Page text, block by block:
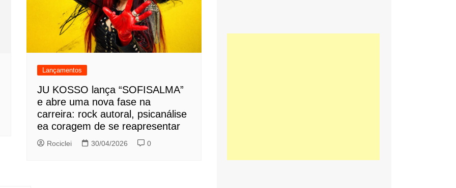
Lançamentos
JU KOSSO lança “SOFISALMA”
e abre uma nova fase na
carreira: rock autoral, psicanálise
ea coragem de se reapresentar
Rociclei 30/04/2026 0